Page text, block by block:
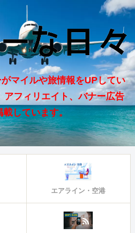
マイルや旅情報をUPしてい
アフィリエイト、バナー広告
載しています。
エアライン・空港